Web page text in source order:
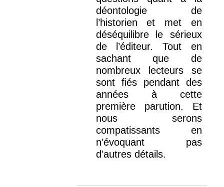
déontologie de
l’historien et met en
déséquilibre le sérieux
de l’éditeur. Tout en
sachant que de
nombreux lecteurs se
sont fiés pendant des
années à cette
première parution. Et
nous serons
compatissants en
n’évoquant pas
d’autres détails.